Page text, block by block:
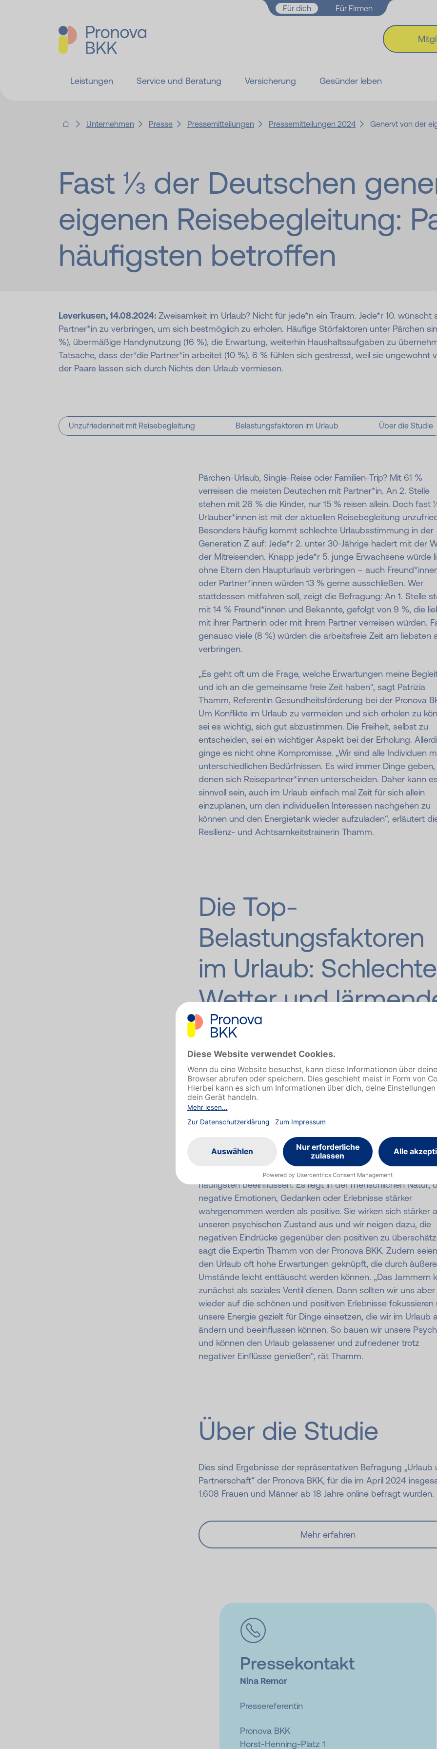
Zum Hauptinhalt springen
Für dich Für Firmen
Leistungen Service und Beratung Versicherung Gesünder leben
Unternehmen Presse Pressemitteilungen Pressemitteilungen 2024 Genervt von der
Fast 1⁄3 der Deutschen
eigenen Reise­beglei­tung:
häufigsten betroffen
Leverkusen, 14.08.2024: Zweisamkeit im Urlaub? Nicht für jede*n ein Traum. Jede*r 10. wünscht
Partner*in zu verbringen, um sich bestmöglich zu erholen. Häufige Störfaktoren unter Pärchen
%), übermäßige Handynutzung (16 %), die Erwartung, weiterhin Haushaltsaufgaben zu
Tatsache, dass der*die Partner*in arbeitet (10 %). 6 % fühlen sich gestresst, weil sie ungewohnt
der Paare lassen sich durch Nichts den Urlaub vermiesen.
Unzufriedenheit mit Reisebegleitung Belastungsfaktoren im Urlaub Über die Studie
Pärchen-Urlaub, Single-Reise oder Familien-Trip? Mit 61 %
verreisen die meisten Deutschen mit Partner*in. An 2. Stelle
stehen mit 26 % die Kinder, nur 15 % reisen allein. Doch fast
Urlauber*innen ist mit der aktuellen Reisebegleitung
Besonders häufig kommt schlechte Urlaubsstimmung in der
Generation Z auf: Jede*r 2. unter 30-Jährige hadert mit der
der Mitreisenden. Knapp jede*r 5. junge Erwachsene würde
ohne Eltern den Haupturlaub verbringen – auch
oder Partner*innen würden 13 % gerne ausschließen. Wer
stattdessen mitfahren soll, zeigt die Befragung: An 1. Stelle
mit 14 % Freund*innen und Bekannte, gefolgt von 9 %, die
mit ihrer Partnerin oder mit ihrem Partner verreisen würden.
genauso viele (8 %) würden die arbeitsfreie Zeit am liebsten
verbringen.
„Es geht oft um die Frage, welche Erwartungen meine
und ich an die gemeinsame freie Zeit haben“, sagt Patrizia
Thamm, Referentin Gesundheitsförderung bei der Pronova
Um Konflikte im Urlaub zu vermeiden und sich erholen zu
sei es wichtig, sich gut abzustimmen. Die Freiheit, selbst zu
entscheiden, sei ein wichtiger Aspekt bei der Erholung.
ginge es nicht ohne Kompromisse. „Wir sind alle Individuen
unterschiedlichen Bedürfnissen. Es wird immer Dinge geben,
denen sich Reisepartner*innen unterscheiden. Daher kann
sinnvoll sein, auch im Urlaub einfach mal Zeit für sich allein
einzuplanen, um den individuellen Interessen nachgehen zu
können und den Energietank wieder aufzuladen“, erläutert
Resilienz- und Achtsamkeitstrainerin Thamm.
Die Top-
Belastungsfaktoren
im Urlaub:
Wetter und
Kinder
Neben der Unzufriedenheit über die Reisebegleitung
mehr als die Hälfte der Bevölkerung über das schlechte
Urlaub. Von lärmenden Kindern sind 23 % genervt. 20 %
den Frust über fehlende Erholung, weil selbst während der
Liegengebliebenes wie Renovierung oder Hausputz erledigt
auch im Urlaub solche Aufgaben zu erledigen, sind es bei den
Männern 6 Prozentpunkte weniger. „Von äußeren Faktoren
Schlechtwetter oder Lärm lassen sich die Deutschen am
häufigsten beeinflussen. Es liegt in der menschlichen Natur,
negative Emotionen, Gedanken oder Erlebnisse stärker
wahrgenommen werden als positive. Sie wirken sich stärker
unseren psychischen Zustand aus und wir neigen dazu, die
negativen Eindrücke gegenüber den positiven zu
sagt die Expertin Thamm von der Pronova BKK. Zudem
den Urlaub oft hohe Erwartungen geknüpft, die durch äußere
Umstände leicht enttäuscht werden können. „Das Jammern
zunächst als soziales Ventil dienen. Dann sollten wir uns
wieder auf die schönen und positiven Erlebnisse fokussieren
unsere Energie gezielt für Dinge einsetzen, die wir im Urlaub
ändern und beeinflussen können. So bauen wir unsere
und können den Urlaub gelassener und zufriedener trotz
negativer Einflüsse genießen“, rät Thamm.
Über die Studie
Dies sind Ergebnisse der repräsentativen Befragung „Urlaub
Partnerschaft“ der Pronova BKK, für die im April 2024
1.608 Frauen und Männer ab 18 Jahre online befragt wurden.
Mehr erfahren
Pressekontakt
Nina Remor
Pressereferentin
Pronova BKK
Horst-Henning-Platz 1